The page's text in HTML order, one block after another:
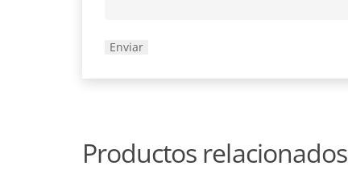
Productos relacionados